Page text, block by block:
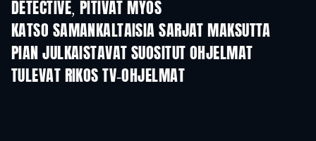
DETECTIVE, PITIVÄT MYÖS
TV
KATSO SAMANKALTAISIA SARJAT MAKSUTTA
TV TV
PIAN JULKAISTAVAT SUOSITUT OHJELMAT
TV TV
TULEVAT RIKOS TV-OHJELMAT
Kausi 6